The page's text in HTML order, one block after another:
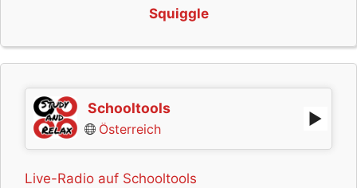
Squiggle
Schooltools
Österreich
Live-Radio auf Schooltools